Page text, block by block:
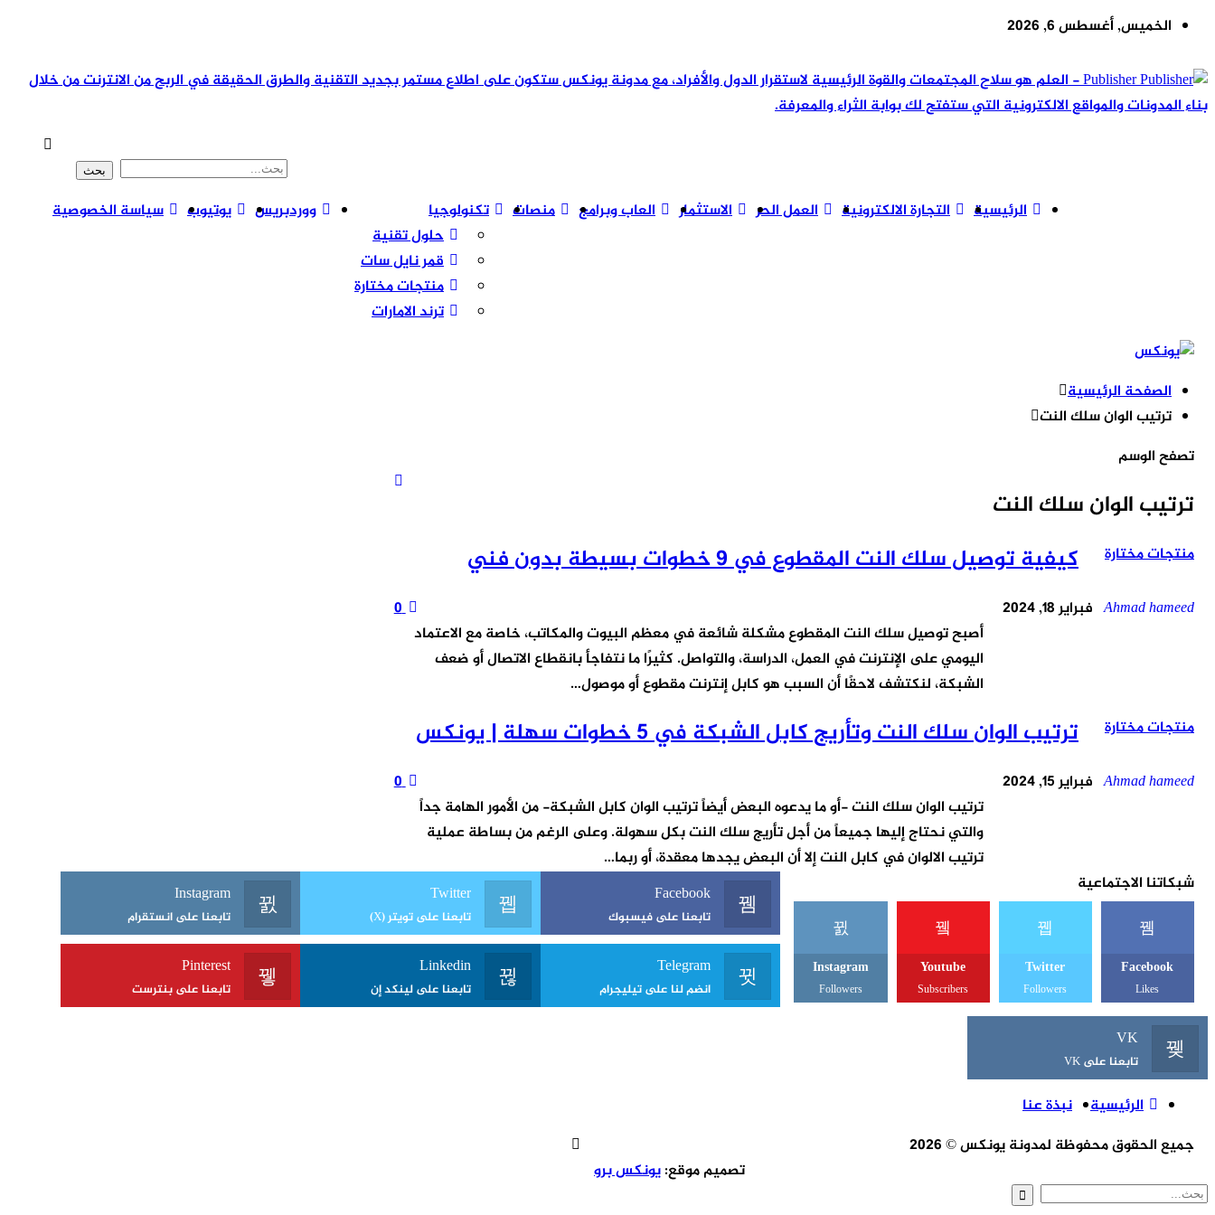
الخميس, أغسطس 6, 2026
Publisher - العلم هو سلاح المجتمعات والقوة الرئيسية لاستقرار الدول والأفراد، مع مدونة يونكس ستكون على اطلاع مستمر بجديد التقنية والطرق الحقيقة في الربح من الانترنت من خلال
بناء المدونات والمواقع الالكترونية التي ستفتح لك بوابة الثراء والمعرفة.
الرئيسية التجارة الالكترونية العمل الحر الاستثمار العاب وبرامج منصات
تكنولوجيا
حلول تقنية
قمر نايل سات
منتجات مختارة
ترند الامارات
ووردبريس يوتيوب سياسة الخصوصية
الصفحة الرئيسية
ترتيب الوان سلك النت
تصفح الوسم
ترتيب الوان سلك النت
منتجات مختارة كيفية توصيل سلك النت المقطوع في 9 خطوات بسيطة بدون فني
Ahmad hameed فبراير 18, 2024
0
أصبح توصيل سلك النت المقطوع مشكلة شائعة في معظم البيوت والمكاتب، خاصة مع الاعتماد
اليومي على الإنترنت في العمل، الدراسة، والتواصل. كثيرًا ما نتفاجأ بانقطاع الاتصال أو ضعف
الشبكة، لنكتشف لاحقًا أن السبب هو كابل إنترنت مقطوع أو موصول…
منتجات مختارة
ترتيب الوان سلك النت وتأريج كابل الشبكة في 5 خطوات سهلة | يونكس
Ahmad hameed فبراير 15, 2024
0
ترتيب الوان سلك النت -أو ما يدعوه البعض أيضاً ترتيب الوان كابل الشبكة- من الأمور الهامة جداً
والتي نحتاج إليها جميعاً من أجل تأريج سلك النت بكل سهولة. وعلى الرغم من بساطة عملية
ترتيب الالوان في كابل النت إلا أن البعض يجدها معقدة، أو ربما…
شبكاتنا الاجتماعية
Facebook
Likes
Twitter
Followers
Youtube
Subscribers
Instagram
Followers
Facebook
تابعنا على فيسبوك
Twitter
تابعنا على تويتر (X)
Instagram
تابعنا على انستقرام
Telegram
انضم لنا على تيليجرام
Linkedin
تابعنا على لينكد إن
Pinterest
تابعنا على بنترست
VK
تابعنا على VK
الرئيسية
نبذة عنا
جميع الحقوق محفوظة لمدونة يونكس © 2026
تصميم موقع:يونكس برو